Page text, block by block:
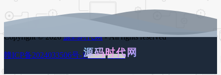
Copyright © 2026源码时代网- All rights reserved
赣ICP备2024033506号-1百度地图 谷歌地图
源码时代网